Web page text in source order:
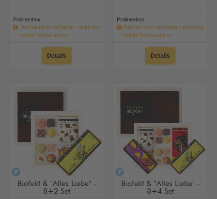
Pralinenbox
Derzeit nicht verfügbar • aufgrund
hoher Temperaturen
Details
Pralinenbox
Derzeit nicht verfügbar • aufgrund
hoher Temperaturen
Details
Biofekt & "Alles Liebe" -
8+2 Set
alkoholfrei
Biofekt & "Alles Liebe" -
8+4 Set